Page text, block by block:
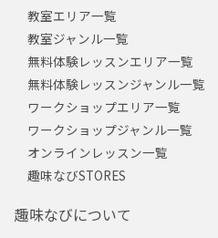
教室エリア一覧
教室ジャンル一覧
無料体験レッスンエリア一覧
無料体験レッスンジャンル一覧
ワークショップエリア一覧
ワークショップジャンル一覧
オンラインレッスン一覧
趣味なびSTORES
趣味なびについて